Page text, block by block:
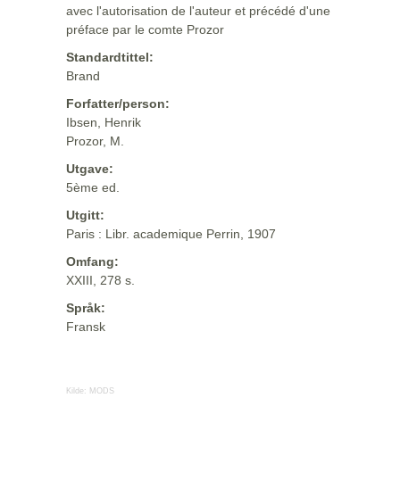
avec l'autorisation de l'auteur et précédé d'une
préface par le comte Prozor
Standardtittel:
Brand
Forfatter/person:
Ibsen, Henrik
Prozor, M.
Utgave:
5ème ed.
Utgitt:
Paris : Libr. academique Perrin, 1907
Omfang:
XXIII, 278 s.
Språk:
Fransk
Kilde: MODS